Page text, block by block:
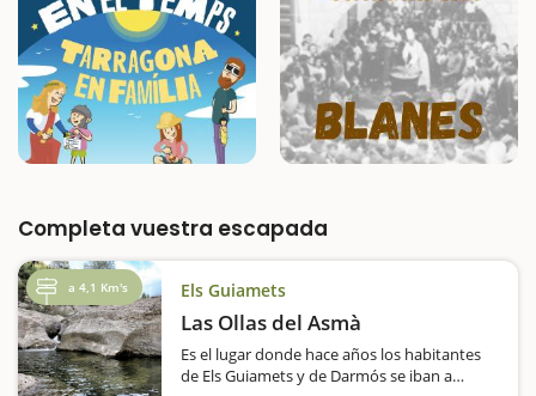
Completa vuestra escapada
a 4,1 Km's Els Guiamets
Las Ollas del Asmà
Es el lugar donde hace años los habitantes
de Els Guiamets y de Darmós se iban a